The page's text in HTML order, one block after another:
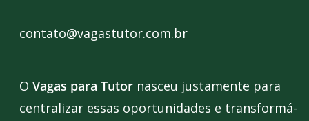
contato@vagastutor.com.br
O Vagas para Tutor nasceu justamente para
centralizar essas oportunidades e transformá-